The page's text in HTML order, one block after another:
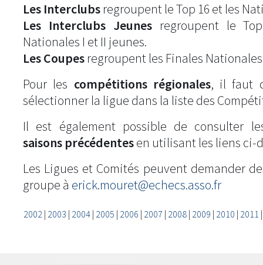
Les Interclubs regroupent le Top 16 et les
Les Interclubs Jeunesregroupent le
Nationales I et II jeunes.
Les Coupes regroupent les Finales
Pour les compétitions régionales, il faut
sélectionner la ligue dans la liste des
Il est également possible de consulter
saisons précédentesen utilisant les liens ci-
Les Ligues et Comités peuvent demander
groupe à erick.mouret@echecs.asso.fr
2002| 2003 | 2004| 2005 | 2006 | 2007 | 2008| 2009 | 2010 | 2011